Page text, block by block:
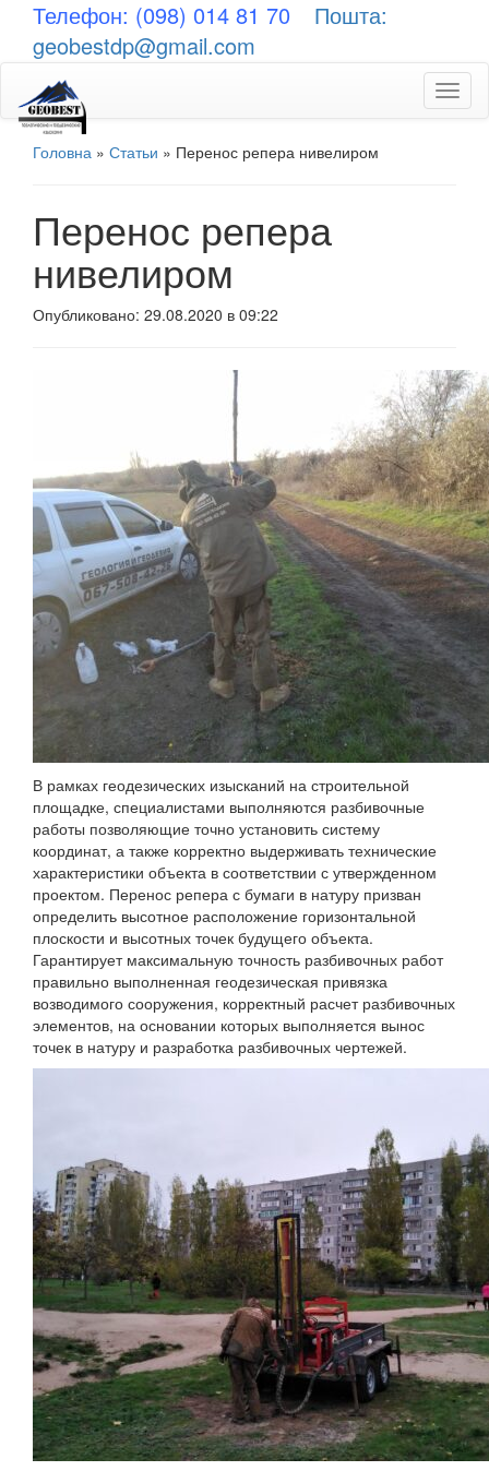
Телефон: (098) 014 81 70
Пошта:
geobestdp@gmail.com
Головна » Статьи » Перенос репера нивелиром
Перенос репера
нивелиром
Опубликовано: 29.08.2020 в 09:22
В рамках геодезических изысканий на строительной
площадке, специалистами выполняются разбивочные
работы позволяющие точно установить систему
координат, а также корректно выдерживать технические
характеристики объекта в соответствии с утвержденном
проектом. Перенос репера с бумаги в натуру призван
определить высотное расположение горизонтальной
плоскости и высотных точек будущего объекта.
Гарантирует максимальную точность разбивочных работ
правильно выполненная геодезическая привязка
возводимого сооружения, корректный расчет разбивочных
элементов, на основании которых выполняется вынос
точек в натуру и разработка разбивочных чертежей.